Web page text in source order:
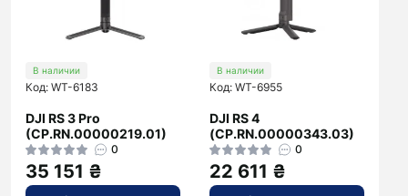
В наличии
Код: WT-6183
DJI RS 3 Pro
(CP.RN.00000219.01)
0
35 151 ₴
В наличии
Код: WT-6955
DJI RS 4
(CP.RN.00000343.03)
0
22 611 ₴